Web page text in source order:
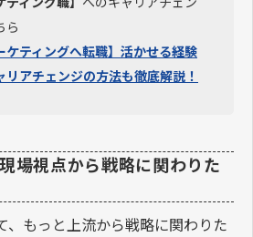
ら
ケティングへ転職】活かせる経験
アチェンジの方法も徹底解説！
場視点から戦略に関わりた
、もっと上流から戦略に関わりた